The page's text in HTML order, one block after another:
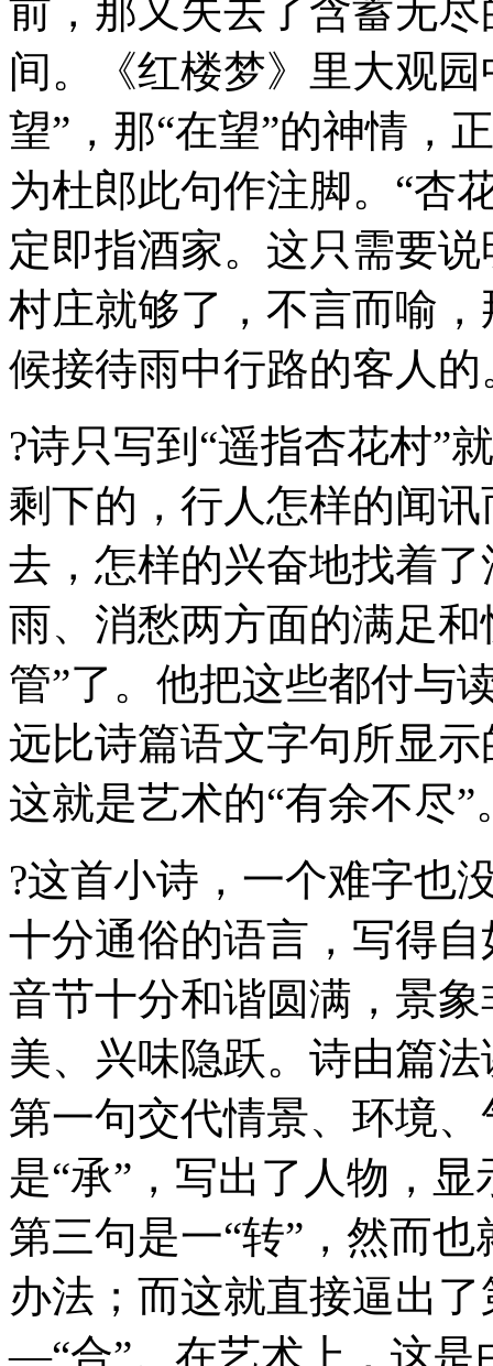
前，那又失去了含蓄无
间。《红楼梦》里大观
望”，那“在望”的神情，
为杜郎此句作注脚。“杏
定即指酒家。这只需要
村庄就够了，不言而喻
候接待雨中行路的客人的
?诗只写到“遥指杏花村”
剩下的，行人怎样的闻
去，怎样的兴奋地找着
雨、消愁两方面的满足
管”了。他把这些都付与
远比诗篇语文字句所显
这就是艺术的“有余不尽”
?这首小诗，一个难字也
十分通俗的语言，写得
音节十分和谐圆满，景
美、兴味隐跃。诗由篇
第一句交代情景、环境
是“承”，写出了人物，
第三句是一“转”，然而
办法；而这就直接逼出
—“合”。在艺术上，这是